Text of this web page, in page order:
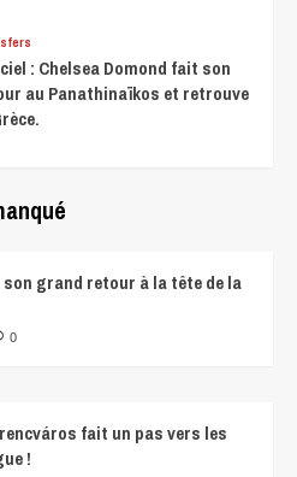
: Chelsea Domond fait son
au Panathinaïkos et retrouve
grand retour à la tête de la
0
fait un pas vers les
!